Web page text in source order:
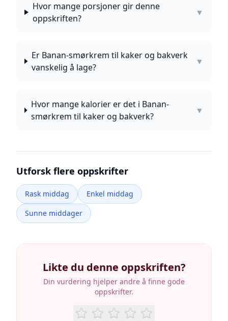
Hvor mange porsjoner gir denne
oppskriften?
▼
Er Banan-smørkrem til kaker og bakverk
vanskelig å lage?
▼
Hvor mange kalorier er det i Banan-
smørkrem til kaker og bakverk?
▼
Utforsk flere oppskrifter
Rask middag
Enkel middag
Sunne middager
Likte du denne oppskriften?
Din vurdering hjelper andre å finne gode
oppskrifter.